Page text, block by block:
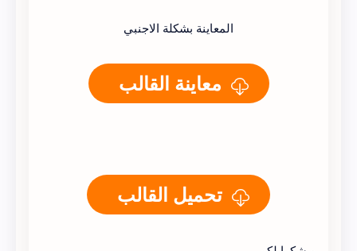
المعاينة بشكلة الاجنبي
معاينة القالب
تحميل القالب